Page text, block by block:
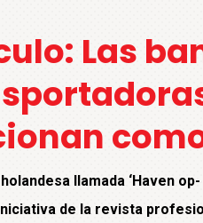
Las
llamada ‘Haven
de la revista